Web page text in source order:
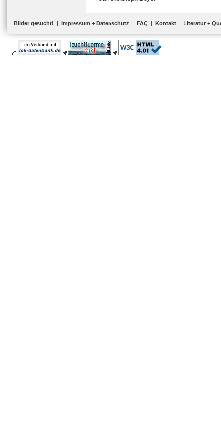
Bilder gesucht! | Impressum + Datenschutz | FAQ | Kontakt | Literatur +